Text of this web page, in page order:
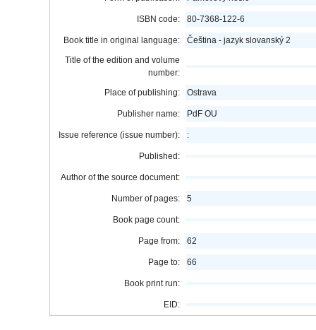
ISBN code: 80-7368-122-6
Book title in original language:
Čeština - jazyk slovanský 2
Title of the edition and volume
number:
Place of publishing:
Ostrava
Publisher name: PdF OU
Issue reference (issue number): :
Published:
Author of the source document:
Number of pages: 5
Book page count:
Page from: 62
Page to: 66
Book print run:
EID: